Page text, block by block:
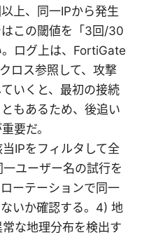
上、同一IPから発生
この閾値を「3回/30
ログ上は、FortiGate
ロス参照して、攻撃
いくと、最初の接続
もあるため、後追い
要だ。
IPをフィルタして全
ユーザー名の試行を
ーテーションで同一
いか確認する。4) 地
な地理分布を検出す